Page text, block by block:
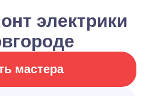
электрики
мастера